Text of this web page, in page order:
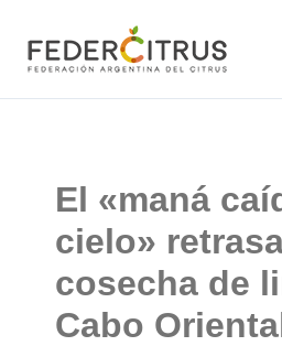
contenido
El «maná
cielo»
cosecha de
Cabo